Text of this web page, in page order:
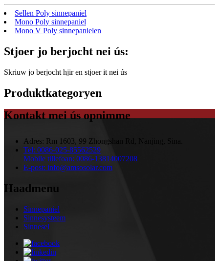
Sellen Poly sinnepaniel
Mono Poly sinnepaniel
Mono V Poly sinnepanielen
Stjoer jo berjocht nei ús:
Skriuw jo berjocht hjir en stjoer it nei ús
Produktkategoryen
Kontakt mei ús opnimme
Adres: Rm 1603, 99 Zhongshan Rd, Nanjing, Sina.
Tel: 0086-025-85562529
Mobile tillefoan: 0086-13814007208
E-post: info@amsosolar.com
Haadmenu
Sinnepaniel
Sinnesysteem
Sinnesel